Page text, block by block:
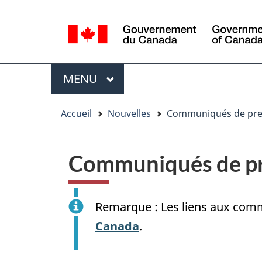
de
langue
Language
Menu
MENU PRINCIPAL
Accueil Nouvelles Communiqués de
Communiqués de
Remarque : Les liens aux
Canada.